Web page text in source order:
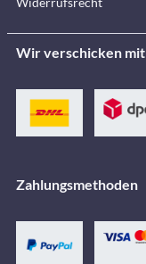
Wir verschicken mit
Zahlungsmethoden